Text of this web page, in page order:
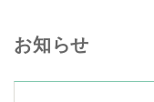
お知らせ